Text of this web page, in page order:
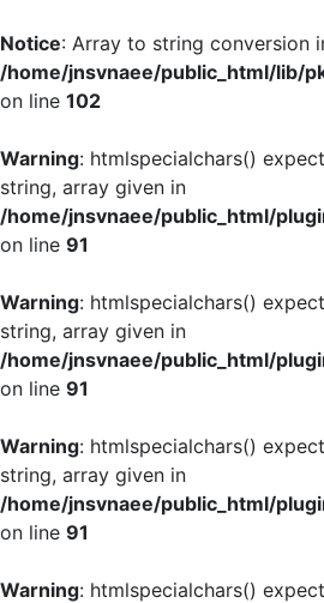
Notice: Array to string conversion
/home/jnsvnaee/public_html/lib/
on line 102
Warning: htmlspecialchars()
string, array given in
/home/jnsvnaee/public_html/
on line 91
Warning: htmlspecialchars()
string, array given in
/home/jnsvnaee/public_html/
on line 91
Warning: htmlspecialchars()
string, array given in
/home/jnsvnaee/public_html/
on line 91
Warning: htmlspecialchars()